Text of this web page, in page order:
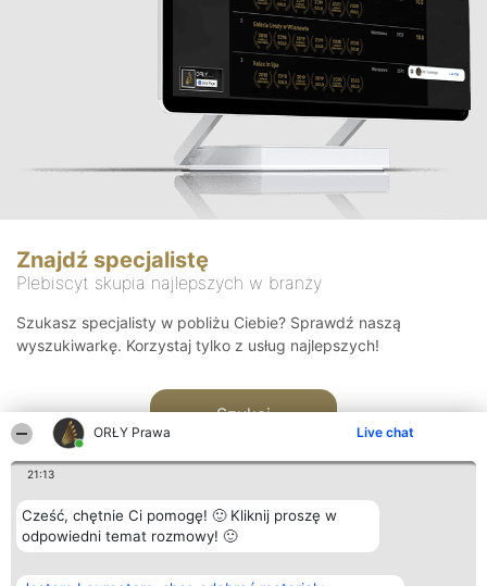
ORŁY Prawa Live chat
21:13
Cześć, chętnie Ci pomogę! 🙂 Kliknij proszę w
odpowiedni temat rozmowy! 🙂
Znajdź specjalistę
Plebiscyt skupia najlepszych w branży
Szukasz specjalisty w pobliżu Ciebie? Sprawdź naszą
wyszukiwarkę. Korzystaj tylko z usług najlepszych!
Szukaj
Organizator plebiscytu Plebiscyt Kontakt